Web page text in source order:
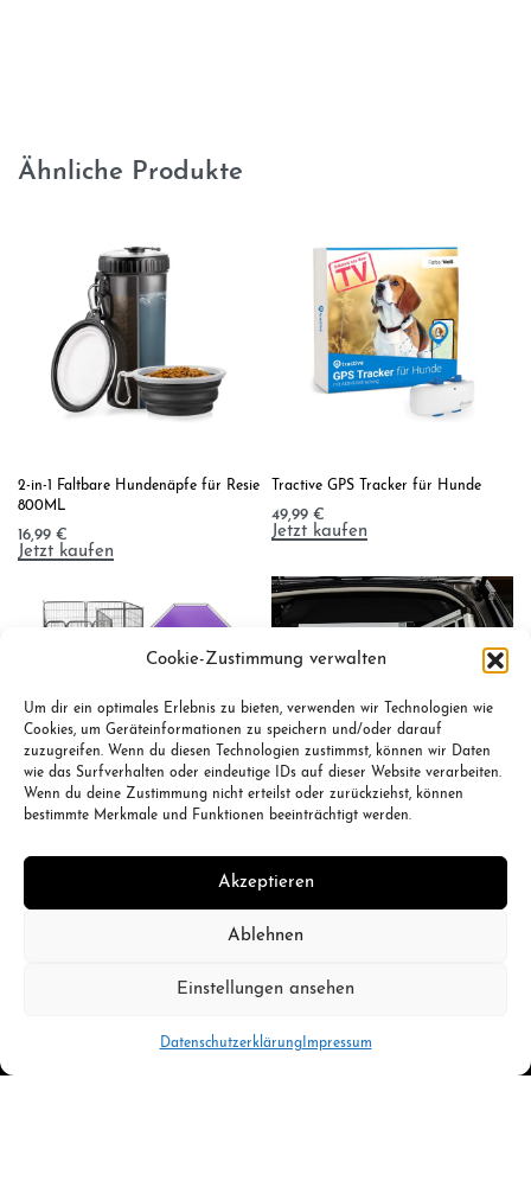
Cookie-Zustimmung verwalten
Um dir ein optimales Erlebnis zu bieten, verwenden wir Technologien wie
Cookies, um Geräteinformationen zu speichern und/oder darauf
zuzugreifen. Wenn du diesen Technologien zustimmst, können wir Daten
wie das Surfverhalten oder eindeutige IDs auf dieser Website verarbeiten.
Wenn du deine Zustimmung nicht erteilst oder zurückziehst, können
bestimmte Merkmale und Funktionen beeinträchtigt werden.
Akzeptieren
Ablehnen
Einstellungen ansehen
DatenschutzerklärungImpressum
Ähnliche Produkte
2-in-1 Faltbare Hundenäpfe für Resie
800ML
16,99 €
Jetzt kaufen
Tractive GPS Tracker für Hunde
49,99 €
Jetzt kaufen
Jetzt kaufen
ImpressumDatenschutz